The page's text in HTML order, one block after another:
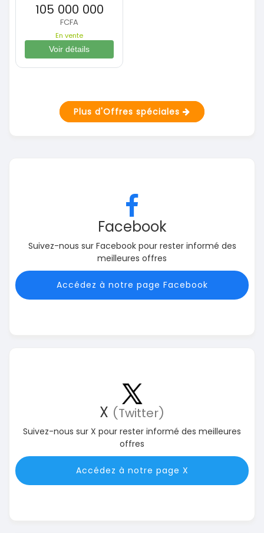
105 000 000
FCFA
En vente
Voir détails
Plus d'Offres spéciales
Facebook
Suivez-nous sur Facebook pour rester informé des
meilleures offres
Accédez à notre page Facebook
X (Twitter)
Suivez-nous sur X pour rester informé des meilleures
offres
Accédez à notre page X